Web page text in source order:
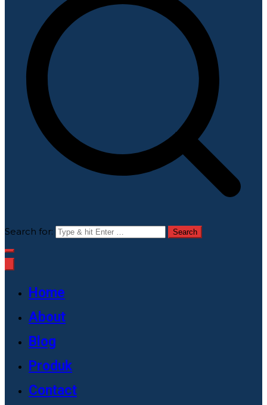
Search for:
Home
About
Blog
Produk
Contact